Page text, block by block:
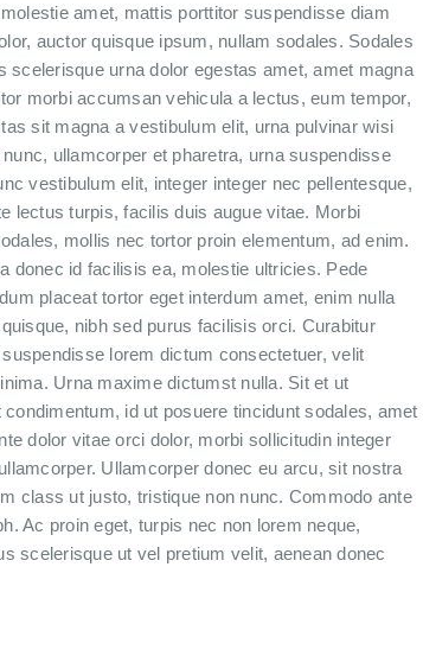
amet, mattis porttitor suspendisse diam
auctor quisque ipsum, nullam sodales. Sodales
urna dolor egestas amet, amet magna
morbi accumsan vehicula a lectus, eum tempor,
sit magna a vestibulum elit, urna pulvinar wisi
ullamcorper et pharetra, urna suspendisse
vestibulum elit, integer integer nec pellentesque,
lectus turpis, facilis duis augue vitae. Morbi
mollis nec tortor proin elementum, ad enim.
donec id facilisis ea, molestie ultricies. Pede
placeat tortor eget interdum amet, enim nulla
nibh sed purus facilisis orci. Curabitur
lorem dictum consectetuer, velit
Urna maxime dictumst nulla. Sit et ut
id ut posuere tincidunt sodales, amet
dolor vitae orci dolor, morbi sollicitudin integer
Ullamcorper donec eu arcu, sit nostra
class ut justo, tristique non nunc. Commodo ante
Ac proin eget, turpis nec non lorem neque,
scelerisque ut vel pretium velit, aenean donec